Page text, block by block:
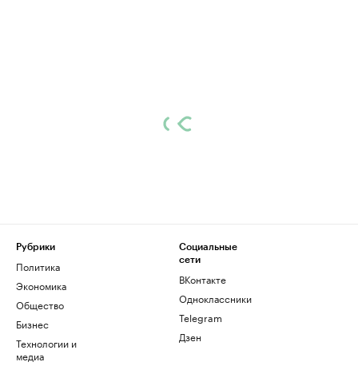
Рубрики
Политика
Экономика
Общество
Бизнес
Технологии и
медиа
Социальные
сети
ВКонтакте
Одноклассники
Telegram
Дзен